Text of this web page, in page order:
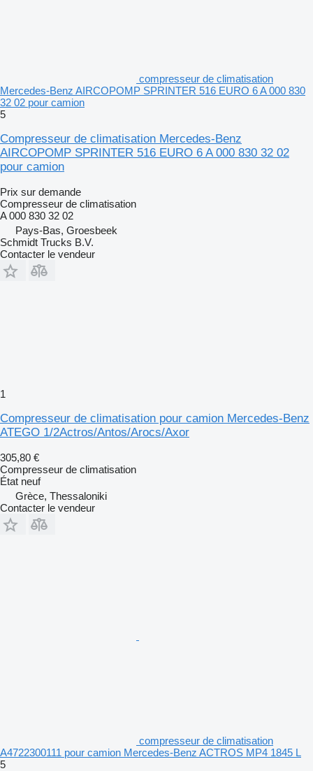
compresseur de climatisation
Mercedes-Benz AIRCOPOMP SPRINTER 516 EURO 6 A 000 830
32 02 pour camion
5
Compresseur de climatisation Mercedes-Benz
AIRCOPOMP SPRINTER 516 EURO 6 A 000 830 32 02
pour camion
Prix sur demande
Compresseur de climatisation
A 000 830 32 02
Pays-Bas, Groesbeek
Schmidt Trucks B.V.
Contacter le vendeur
1
Compresseur de climatisation pour camion Mercedes-Benz
ATEGO 1/2Actros/Antos/Arocs/Axor
305,80 €
Compresseur de climatisation
État neuf
Grèce, Thessaloniki
Contacter le vendeur
compresseur de climatisation
A4722300111 pour camion Mercedes-Benz ACTROS MP4 1845 L
5